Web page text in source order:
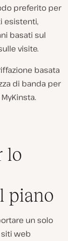
preferito per
esistenti,
basati sul
visite.
basata
di banda per
lo
piano
un solo
web